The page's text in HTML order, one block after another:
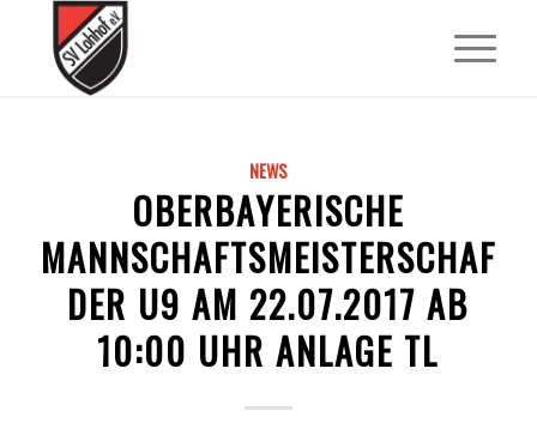
NEWS
OBERBAYERISCHE
MANNSCHAFTSMEISTERSCHAFT
DER U9 AM 22.07.2017 AB
10:00 UHR ANLAGE TL